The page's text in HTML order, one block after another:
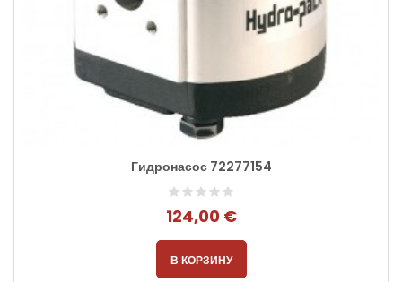
Гидронасос 72277154
124,00 €
В КОРЗИНУ